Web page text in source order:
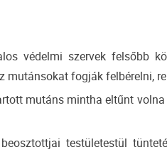
védelmi szervek felsőbb
mutánsokat fogják felbérelni,
mutáns mintha eltűnt
testületestül